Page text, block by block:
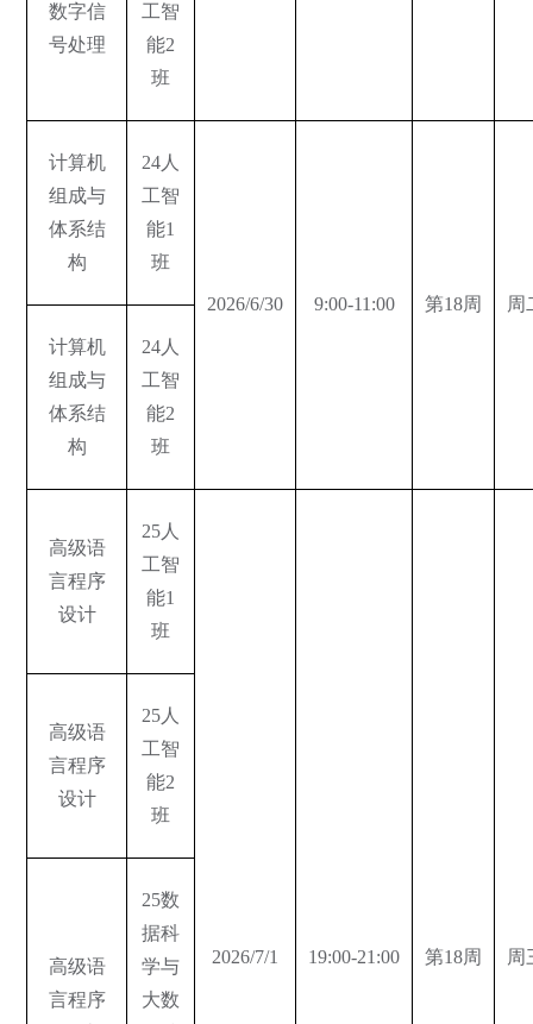
数字信
号处理
工智
能2
班
计算机
组成与
体系结
构
24人
工智
能1
班
2026/6/30 9:00-11:00 第18周 周
计算机
组成与
体系结
构
24人
工智
能2
班
高级语
言程序
设计
25人
工智
能1
班
2026/7/1 19:00-21:00 第18周 周
高级语
言程序
设计
25人
工智
能2
班
高级语
言程序
25数
据科
学与
大数